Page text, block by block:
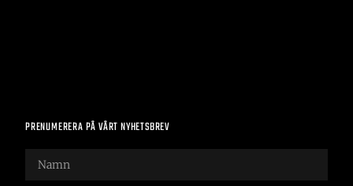
PRENUMERERA PÅ VÅRT NYHETSBREV